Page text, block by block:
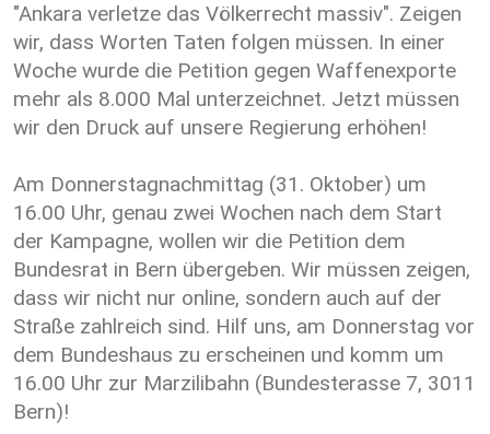
"Ankara verletze das Völkerrecht massiv". Zeigen
wir, dass Worten Taten folgen müssen. In einer
Woche wurde die Petition gegen Waffenexporte
mehr als 8.000 Mal unterzeichnet. Jetzt müssen
wir den Druck auf unsere Regierung erhöhen!
Am Donnerstagnachmittag (31. Oktober) um
16.00 Uhr, genau zwei Wochen nach dem Start
der Kampagne, wollen wir die Petition dem
Bundesrat in Bern übergeben. Wir müssen zeigen,
dass wir nicht nur online, sondern auch auf der
Straße zahlreich sind. Hilf uns, am Donnerstag vor
dem Bundeshaus zu erscheinen und komm um
16.00 Uhr zur Marzilibahn (Bundesterasse 7, 3011
Bern)!